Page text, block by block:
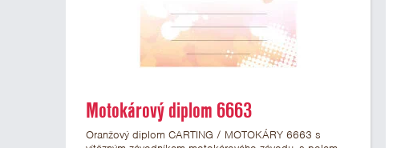
Motokárový diplom 6663
Oranžový diplom CARTING / MOTOKÁRY 6663 s